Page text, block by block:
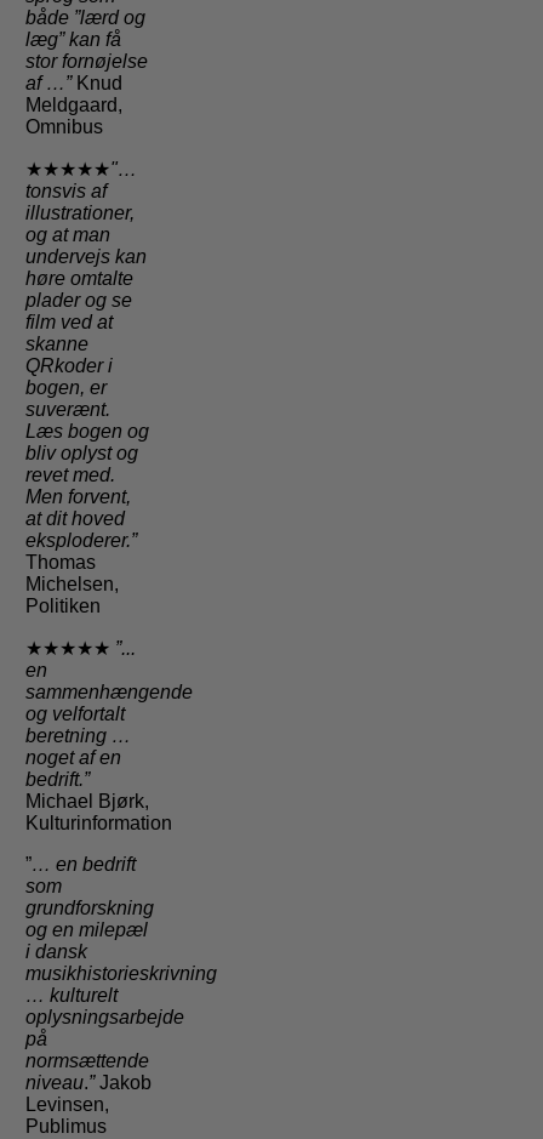
både ”lærd og
læg” kan få
stor fornøjelse
af …”Knud
Meldgaard,
Omnibus
★★★★★"…
tonsvis af
illustrationer,
og at man
undervejs kan
høre omtalte
plader og se
film ved at
skanne
QRkoder i
bogen, er
suverænt.
Læs bogen og
bliv oplyst og
revet med.
Men forvent,
at dit hoved
eksploderer.”
Thomas
Michelsen,
Politiken
★★★★★ ”...
en
sammenhængende
og velfortalt
beretning …
noget af en
bedrift.”
Michael Bjørk,
Kulturinformation
”… en bedrift
som
grundforskning
og en milepæl
i dansk
musikhistorieskrivning
… kulturelt
oplysningsarbejde
på
normsættende
niveau.”Jakob
Levinsen,
Publimus